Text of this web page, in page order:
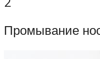
Промывание